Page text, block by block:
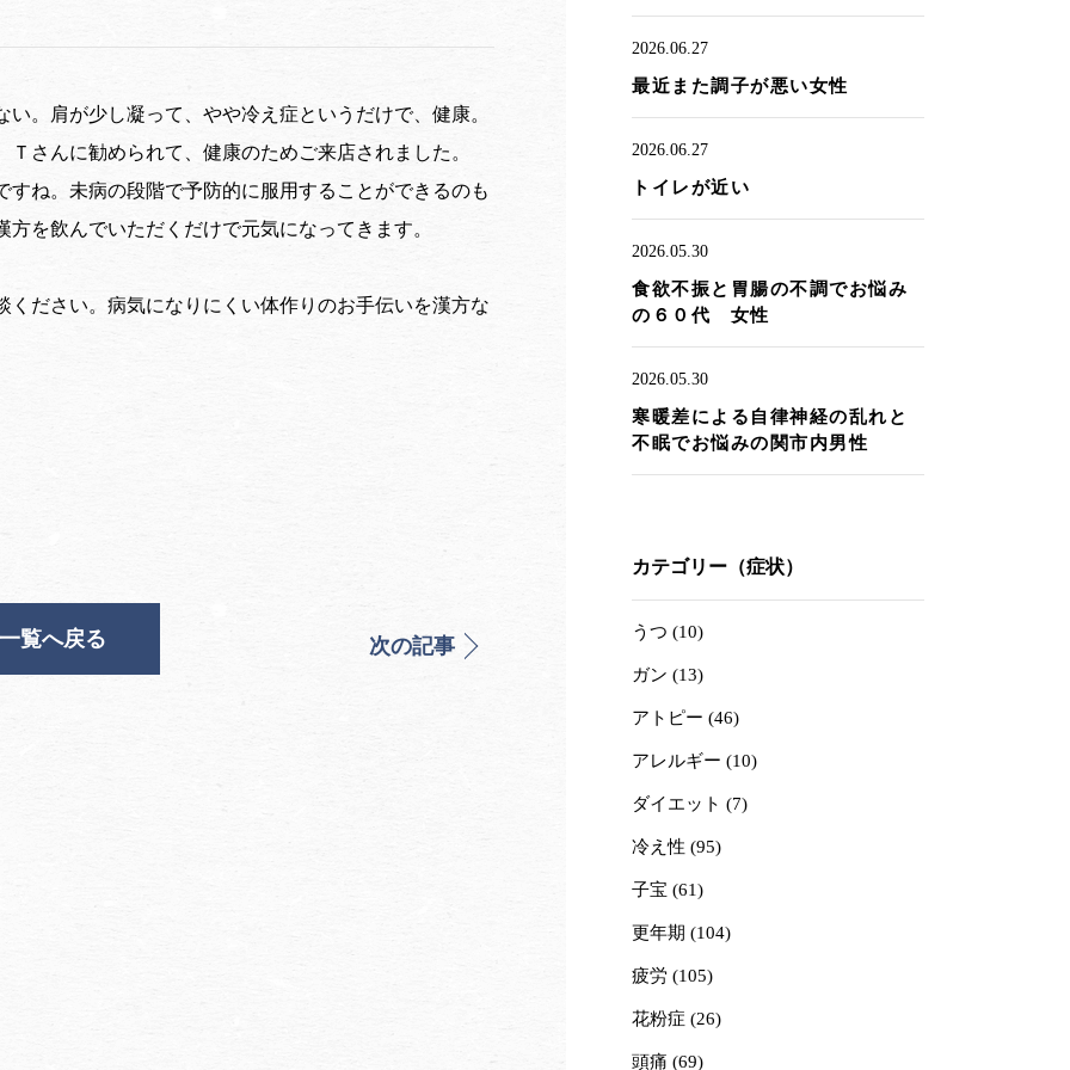
。肩が少し凝って、やや冷え症というだけで、健康。
さんに勧められて、健康のためご来店されました。
ね。未病の段階で予防的に服用することができるのも
を飲んでいただくだけで元気になってきます。
ださい。病気になりにくい体作りのお手伝いを漢方な
一覧へ戻る 次の記事
2026.06.27
最近また調子が悪い女性
2026.06.27
トイレが近い
2026.05.30
食欲不振と胃腸の不調でお悩み
の６０代 女性
2026.05.30
寒暖差による自律神経の乱れと
不眠でお悩みの関市内男性
カテゴリー（症状）
うつ (10)
ガン (13)
アトピー (46)
アレルギー (10)
ダイエット (7)
冷え性 (95)
子宝 (61)
更年期 (104)
疲労 (105)
花粉症 (26)
頭痛 (69)